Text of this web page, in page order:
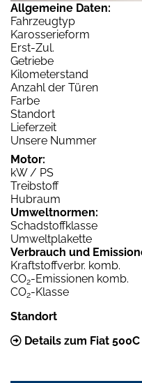
Allgemeine Daten:
Fahrzeugtyp
Karosserieform
Erst-Zul.
Getriebe
Kilometerstand
Anzahl der Türen
Farbe
Standort
Lieferzeit
Unsere Nummer
Motor:
kW / PS
Treibstoff
Hubraum
Umweltnormen:
Schadstoffklasse
Umweltplakette
Verbrauch und
Kraftstoffverbr. komb.
CO2-Emissionen komb.
CO2-Klasse
Standort
Details zum Fiat